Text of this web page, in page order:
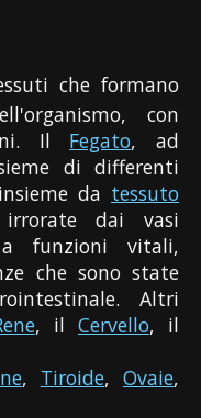
che formano
con
Il Fegato, ad
di differenti
da tessuto
dai vasi
a funzioni vitali,
che sono state
Altri
, il Cervello, il
, Tiroide, Ovaie,